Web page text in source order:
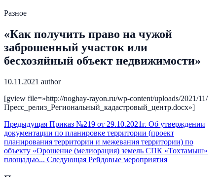
Разное
«Как получить право на чужой
заброшенный участок или
бесхозяйный объект недвижимости»
10.11.2021 author
[gview file=»http://noghay-rayon.ru/wp-content/uploads/2021/11/
Пресс_релиз_Региональный_кадастровый_центр.docx»]
Предыдущая Приказ №219 от 29.10.2021г. Об утверждении
документации по планировке территории (проект
планирования территории и межевания территории) по
объекту «Орошение (мелиорация) земель СПК «Тохтамыш»
площадью... Следующая Рейдовые мероприятия